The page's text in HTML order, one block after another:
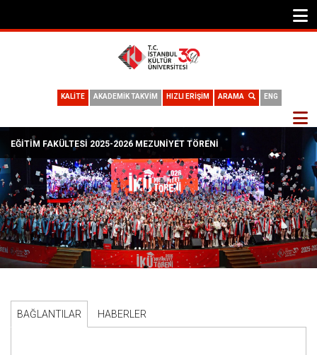
ENG
ARAMA
HIZLI ERİŞİM
AKADEMİK TAKVİM
KALİTE
EĞITIM FAKÜLTESI 2025-2026 MEZUNIYET TÖRENI
BAĞLANTILAR HABERLER